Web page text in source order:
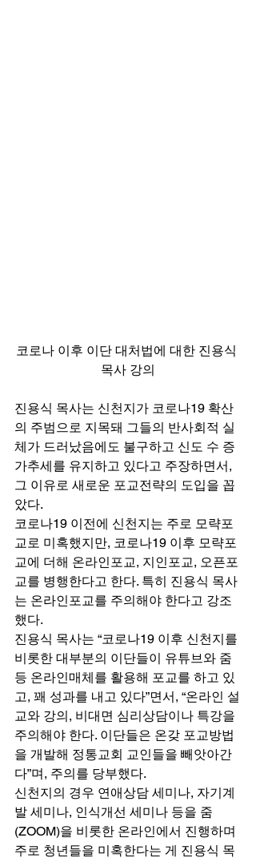
코로나 이후 이단 대처법에 대한 진용식
목사 강의
진용식 목사는 신천지가 코로나19 확산
의 주범으로 지목돼 그들의 반사회적 실
체가 드러났음에도 불구하고 신도 수 증
가추세를 유지하고 있다고 주장하면서,
그 이유로 새로운 포교전략의 도입을 꼽
았다.
코로나19 이전에 신천지는 주로 모략포
교로 미혹했지만, 코로나19 이후 모략포
교에 더해 온라인포교, 지인포교, 오픈포
교를 병행한다고 한다. 특히 진용식 목사
는 온라인포교를 주의해야 한다고 강조
했다.
진용식 목사는 “코로나19 이후 신천지를
비롯한 대부분의 이단들이 유튜브와 줌
등 온라인매체를 활용해 포교를 하고 있
고, 꽤 성과를 내고 있다”면서, “온라인 설
교와 강의, 비대면 심리상담이나 특강을
주의해야 한다. 이단들은 온갖 포교방법
을 개발해 정통교회 교인들을 빼앗아간
다”며, 주의를 당부했다.
신천지의 경우 연애상담 세미나, 자기계
발 세미나, 인식개선 세미나 등을 줌
(ZOOM)을 비롯한 온라인에서 진행하며
주로 청년들을 미혹한다는 게 진용식 목